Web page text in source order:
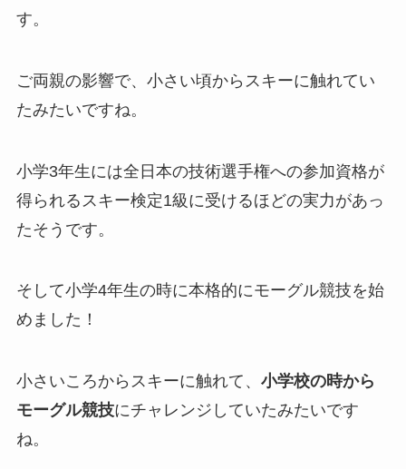
す。
ご両親の影響で、小さい頃からスキーに触れてい
たみたいですね。
小学3年生には全日本の技術選手権への参加資格が
得られるスキー検定1級に受けるほどの実力があっ
たそうです。
そして小学4年生の時に本格的にモーグル競技を始
めました！
小さいころからスキーに触れて、 小学校の時から
モーグル競技にチャレンジしていたみたいです
ね。